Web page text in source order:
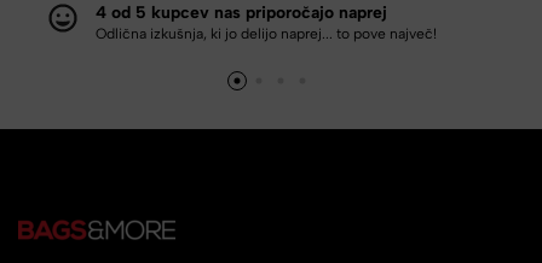
4 od 5 kupcev nas priporočajo naprej
Odlična izkušnja, ki jo delijo naprej... to pove največ!